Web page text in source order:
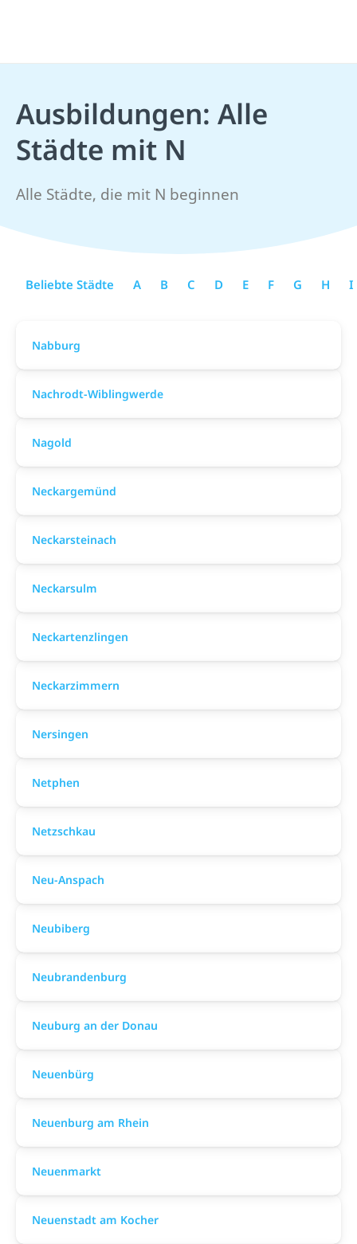
Ausbildungen: Alle
Städte mit N
Alle Städte, die mit N beginnen
Beliebte Städte A B C D E F G H I
Nabburg
Nachrodt-Wiblingwerde
Nagold
Neckargemünd
Neckarsteinach
Neckarsulm
Neckartenzlingen
Neckarzimmern
Nersingen
Netphen
Netzschkau
Neu-Anspach
Neubiberg
Neubrandenburg
Neuburg an der Donau
Neuenbürg
Neuenburg am Rhein
Neuenmarkt
Neuenstadt am Kocher